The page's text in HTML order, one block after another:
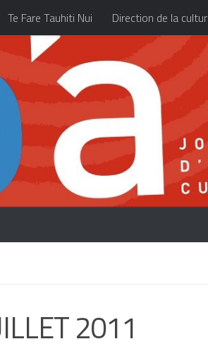
Te Fare Tauhiti Nui Direction de la
Accueil
2011